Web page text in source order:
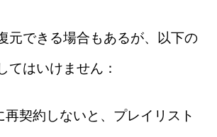
元できる場合もあるが、以下の
てはいけません：
再契約しないと、プレイリスト